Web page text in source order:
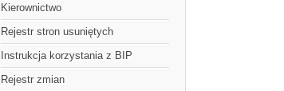
Kierownictwo
Rejestr stron usuniętych
Instrukcja korzystania z BIP
Rejestr zmian